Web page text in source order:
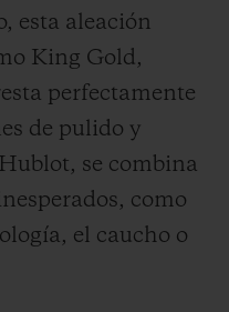
esta aleación
King Gold,
perfectamente
de pulido y
se combina
como
el caucho o